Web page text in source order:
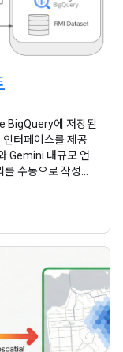
BigQuery에 저장된
터페이스를 제공
Gemini 대규모 언
수동으로 작성하
트 에이전트가 사용